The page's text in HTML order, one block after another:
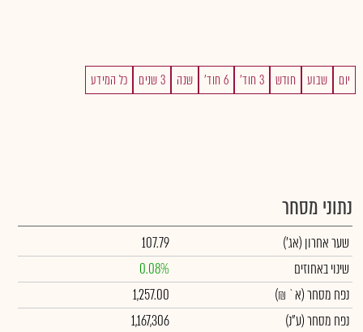
יום שבוע חודש 3 חוד' 6 חוד' שנה 3 שנים כל המידע
נתוני מסחר
שער אחרון (אג')
107.79
שינוי באחוזים
0.08%
נפח מסחר(א` ₪)
1,257.00
נפח מסחר(ע"נ)
1,167,306